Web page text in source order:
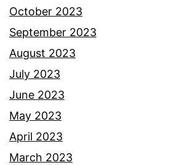
October 2023
September 2023
August 2023
July 2023
June 2023
May 2023
April 2023
March 2023